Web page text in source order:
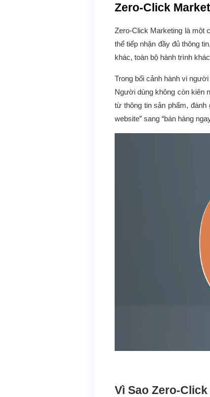
Zero-Click
Zero-Click Marketing là một
thể tiếp nhận đầy đủ thông
khác, toàn bộ hành trình
Trong bối cảnh hành vi
Người dùng không còn kiên
từ thông tin sản phẩm, đánh
website” sang “bán hàng
Vì Sao Zero-